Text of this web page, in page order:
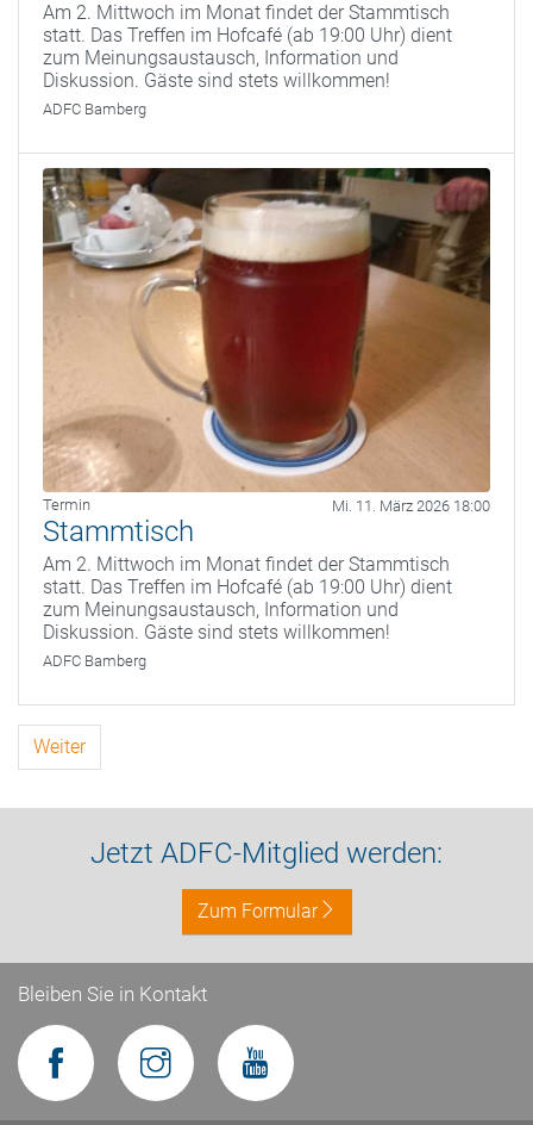
Am 2. Mittwoch im Monat findet der Stammtisch
statt. Das Treffen im Hofcafé (ab 19:00 Uhr) dient
zum Meinungsaustausch, Information und
Diskussion. Gäste sind stets willkommen!
ADFC Bamberg
Termin Mi. 11. März 2026 18:00
Stammtisch
Am 2. Mittwoch im Monat findet der Stammtisch
statt. Das Treffen im Hofcafé (ab 19:00 Uhr) dient
zum Meinungsaustausch, Information und
Diskussion. Gäste sind stets willkommen!
ADFC Bamberg
Weiter
Jetzt ADFC-Mitglied werden:
Zum Formular
Bleiben Sie in Kontakt